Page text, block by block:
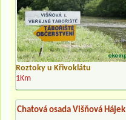
Roztoky u Křivoklátu
1Km
Chatová osada Višňová Hájek